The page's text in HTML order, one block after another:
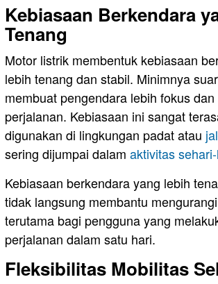
Kebiasaan Berkendara
Tenang
Motor listrik membentuk kebiasaan
lebih tenang dan stabil. Minimnya
membuat pengendara lebih fokus
perjalanan. Kebiasaan ini sangat
digunakan di lingkungan padat atau
sering dijumpai dalam aktivitas
Kebiasaan berkendara yang lebih
tidak langsung membantu
terutama bagi pengguna yang
perjalanan dalam satu hari.
Fleksibilitas Mobilitas